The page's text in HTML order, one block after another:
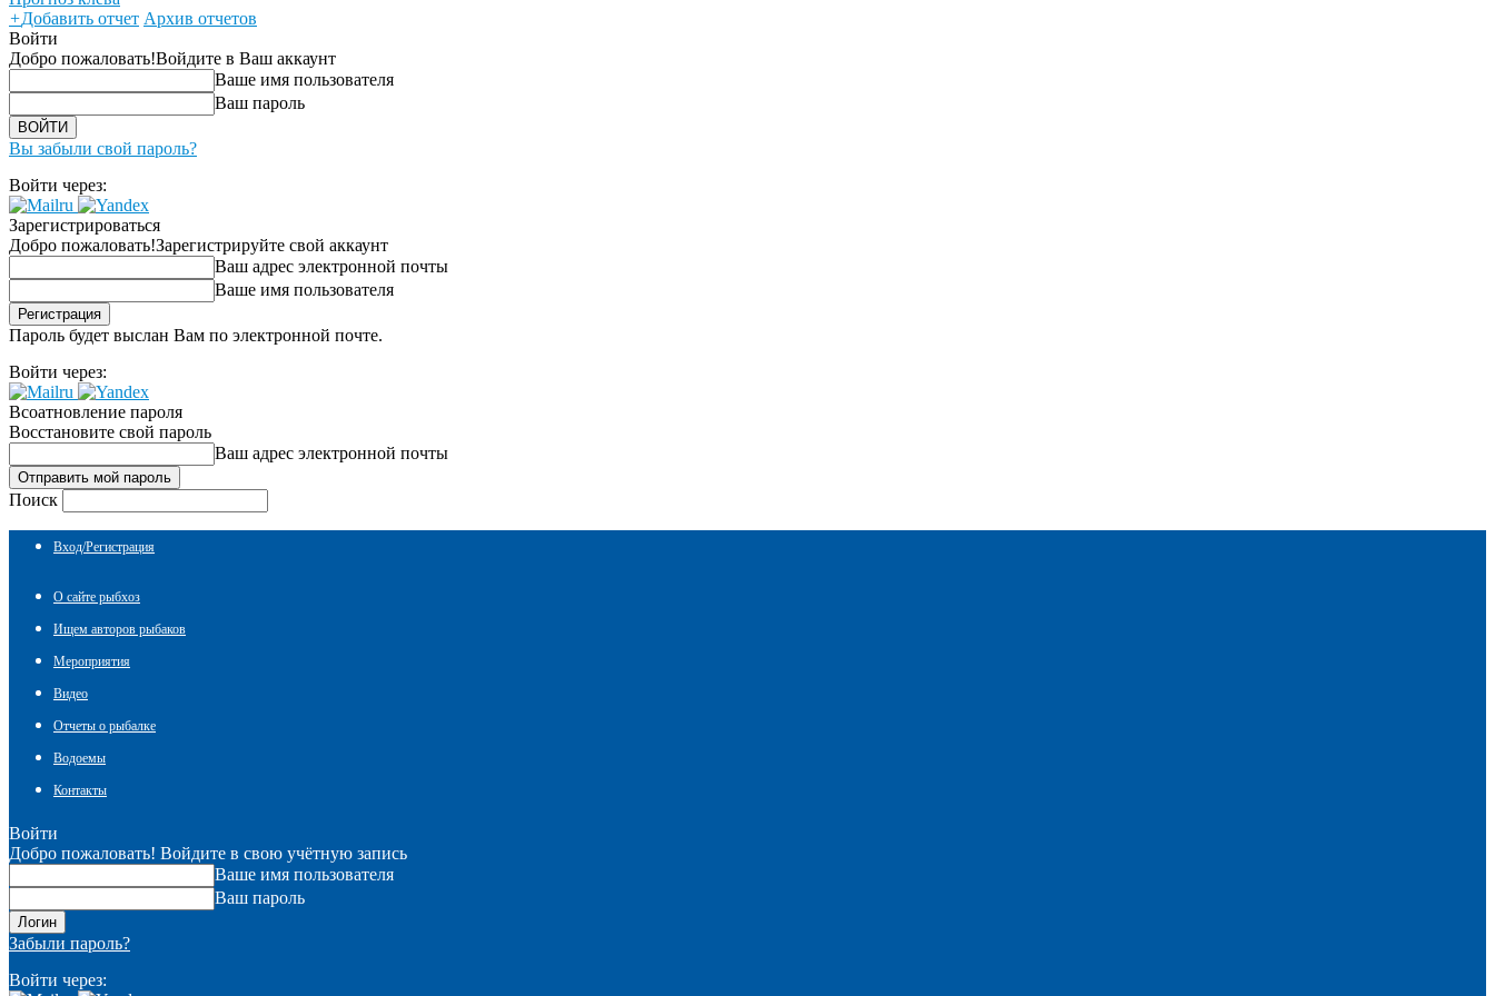
+Добавить отчет Архив отчетов
Войти
Добро пожаловать!Войдите в Ваш аккаунт
Ваше имя пользователя
Ваш пароль
Вы забыли свой пароль?
Войти через:
Зарегистрироваться
Добро пожаловать!Зарегистрируйте свой аккаунт
Ваш адрес электронной почты
Ваше имя пользователя
Пароль будет выслан Вам по электронной почте.
Войти через:
Всоатновление пароля
Восстановите свой пароль
Ваш адрес электронной почты
Поиск
Вход/Регистрация
О сайте рыбхоз
Ищем авторов рыбаков
Мероприятия
Видео
Отчеты о рыбалке
Водоемы
Контакты
Войти
Добро пожаловать! Войдите в свою учётную запись
Ваше имя пользователя
Ваш пароль
Забыли пароль?
Войти через: